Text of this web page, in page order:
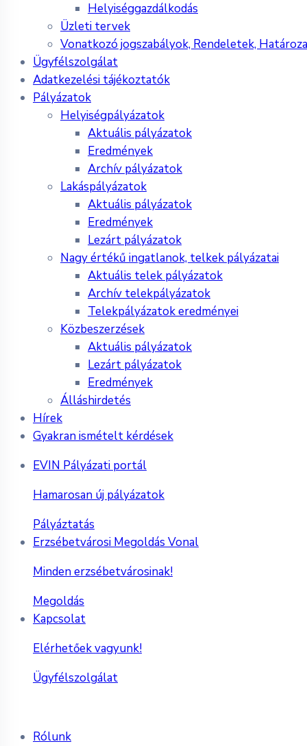
Helyiséggazdálkodás
Üzleti tervek
Vonatkozó jogszabályok, Rendeletek,
Ügyfélszolgálat
Adatkezelési tájékoztatók
Pályázatok
Helyiségpályázatok
Aktuális pályázatok
Eredmények
Archív pályázatok
Lakáspályázatok
Aktuális pályázatok
Eredmények
Lezárt pályázatok
Nagy értékű ingatlanok, telkek pályázatai
Aktuális telek pályázatok
Archív telekpályázatok
Telekpályázatok eredményei
Közbeszerzések
Aktuális pályázatok
Lezárt pályázatok
Eredmények
Álláshirdetés
Hírek
Gyakran ismételt kérdések
EVIN Pályázati portál
Hamarosan új pályázatok
Pályáztatás
Erzsébetvárosi Megoldás Vonal
Minden erzsébetvárosinak!
Megoldás
Kapcsolat
Elérhetőek vagyunk!
Ügyfélszolgálat
Rólunk